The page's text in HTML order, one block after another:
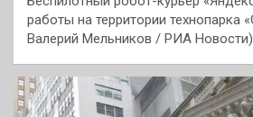
работы на территории технопарка
Валерий Мельников / РИА